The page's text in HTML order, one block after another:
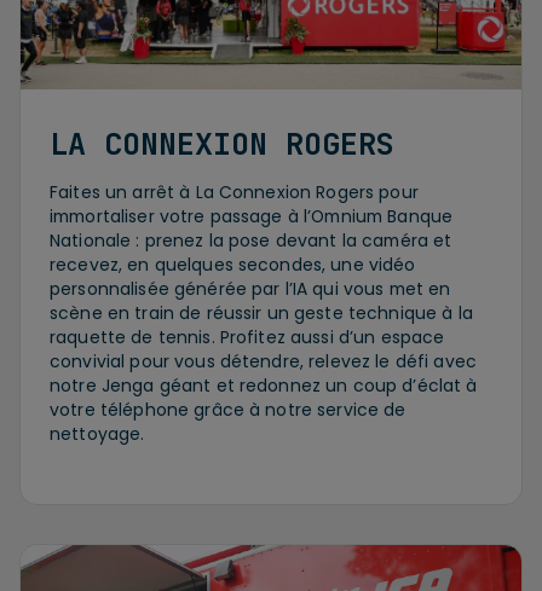
LA CONNEXION ROGERS
Faites un arrêt à La Connexion Rogers pour
immortaliser votre passage à l’Omnium Banque
Nationale : prenez la pose devant la caméra et
recevez, en quelques secondes, une vidéo
personnalisée générée par l’IA qui vous met en
scène en train de réussir un geste technique à la
raquette de tennis. Profitez aussi d’un espace
convivial pour vous détendre, relevez le défi avec
notre Jenga géant et redonnez un coup d’éclat à
votre téléphone grâce à notre service de
nettoyage.